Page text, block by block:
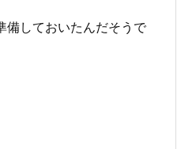
備しておいたんだそうで